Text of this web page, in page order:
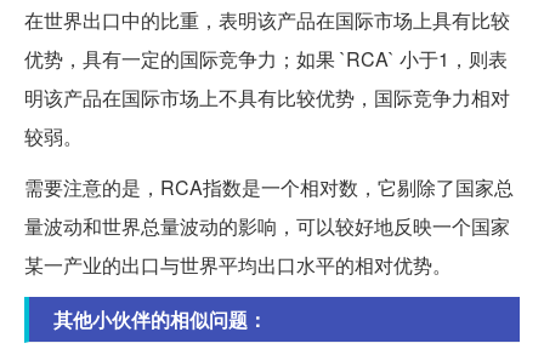
在世界出口中的比重，表明该产品在国际市场上具有比较
优势，具有一定的国际竞争力；如果 `RCA` 小于1，则表
明该产品在国际市场上不具有比较优势，国际竞争力相对
较弱。
需要注意的是，RCA指数是一个相对数，它剔除了国家总
量波动和世界总量波动的影响，可以较好地反映一个国家
某一产业的出口与世界平均出口水平的相对优势。
其他小伙伴的相似问题：